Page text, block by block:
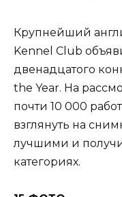
Крупнейший
Kennel Club
двенадцатого
the Year. На
почти 10 000
взглянуть на
лучшими и
категориях.